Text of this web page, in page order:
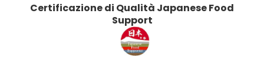
Certificazione di Qualità Japanese Food
Support